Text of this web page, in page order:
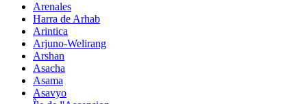
Arenales
Harra de Arhab
Arintica
Arjuno-Welirang
Arshan
Asacha
Asama
Asavyo